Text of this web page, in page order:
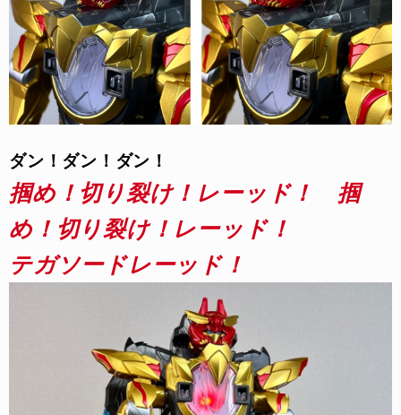
ダン！ダン！ダン！
掴め！切り裂け！レーッド！　掴
め！切り裂け！レーッド！
テガソードレーッド！